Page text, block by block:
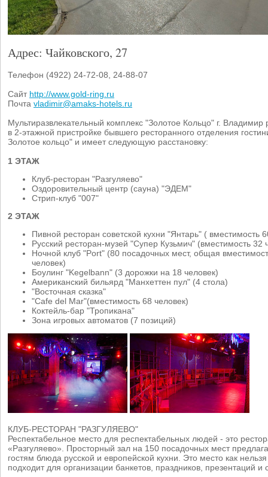
Адрес: Чайковского, 27
Телефон (4922) 24-72-08, 24-88-07
Сайт http://www.gold-ring.ru
Почта vladimir@amaks-hotels.ru
Мультиразвлекательный комплекс "Золотое Кольцо" г. Владимир
в 2-этажной пристройке бывшего ресторанного отделения
Золотое кольцо" и имеет следующую расстановку:
1 ЭТАЖ
Клуб-ресторан "Разгуляево"
Оздоровительный центр (сауна) "ЭДЕМ"
Стрип-клуб "007"
2 ЭТАЖ
Пивной ресторан советской кухни "Янтарь" ( вместимость
Русский ресторан-музей "Супер Кузьмич" (вместимость 32
Ночной клуб "Port" (80 посадочных мест, общая
человек)
Боулинг "Kegelbann" (3 дорожки на 18 человек)
Американский бильярд "Манхеттен пул" (4 стола)
"Восточная сказка"
"Cafe del Mar"(вместимость 68 человек)
Коктейль-бар "Тропикана"
Зона игровых автоматов (7 позиций)
КЛУБ-РЕСТОРАН "РАЗГУЛЯЕВО"
Респектабельное место для респектабельных людей - это
«Разгуляево». Просторный зал на 150 посадочных мест
гостям блюда русской и европейской кухни. Это место как
подходит для организации банкетов, праздников, презентаций и